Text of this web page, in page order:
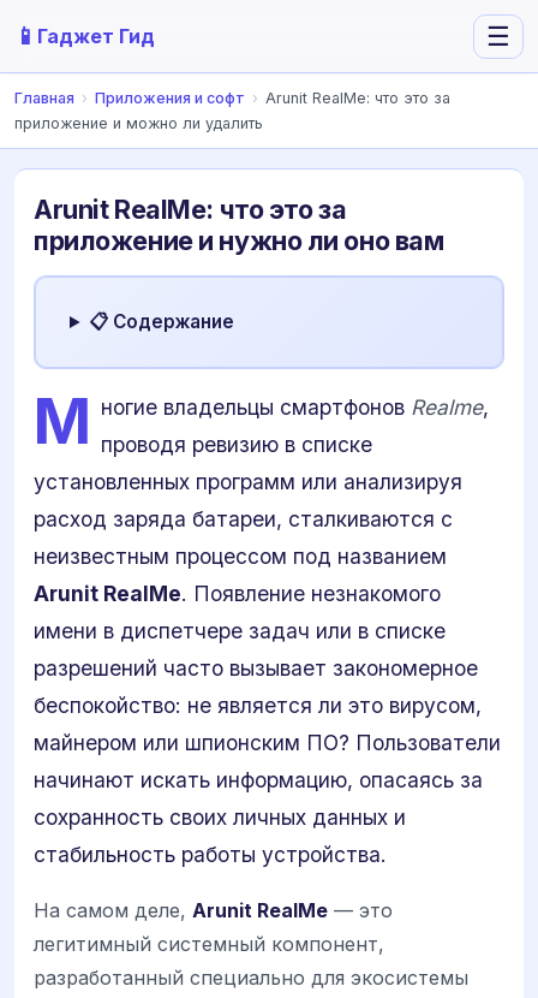
📱 Гаджет Гид ☰
Главная › Приложения и софт › Arunit RealMe: что это за
приложение и можно ли удалить
Arunit RealMe: что это за
приложение и нужно ли оно вам
📋 Содержание
М ногие владельцы смартфонов Realme,
проводя ревизию в списке
установленных программ или анализируя
расход заряда батареи, сталкиваются с
неизвестным процессом под названием
Arunit RealMe. Появление незнакомого
имени в диспетчере задач или в списке
разрешений часто вызывает закономерное
беспокойство: не является ли это вирусом,
майнером или шпионским ПО? Пользователи
начинают искать информацию, опасаясь за
сохранность своих личных данных и
стабильность работы устройства.
На самом деле, Arunit RealMe — это
легитимный системный компонент,
разработанный специально для экосистемы